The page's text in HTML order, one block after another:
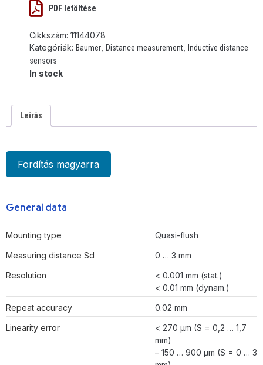
PDF letöltése
Cikkszám: 11144078
Kategóriák: Baumer Distance measurement
Inductive distance
sensors
In stock
Leírás
Fordítás magyarra
General data
Mounting type
Quasi-flush
Measuring distance Sd
0 … 3 mm
Resolution
< 0.001 mm (stat.)
< 0.01 mm (dynam.)
Repeat accuracy
0.02 mm
Linearity error
< 270 µm (S = 0,2 … 1,7
mm)
– 150 … 900 µm (S = 0 … 3